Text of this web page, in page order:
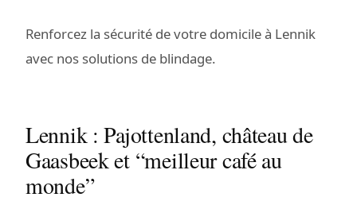
Renforcez la sécurité de votre domicile à Lennik
avec nos solutions de blindage.
Lennik : Pajottenland, château de
Gaasbeek et “meilleur café au
monde”